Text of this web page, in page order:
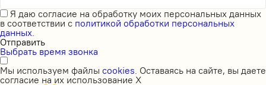
Я даю согласие на обработку моих персональных данных
в соответствии с политикой обработки персональных
данных.
Отправить
Выбрать время звонка
Мы используем файлы cookies . Оставаясь на сайте, вы даете
согласие на их использование X